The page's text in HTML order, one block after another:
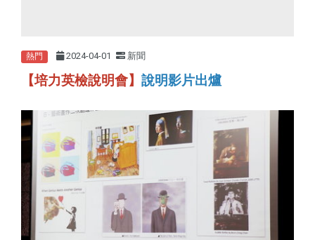
熱門 2024-04-01 新聞
【培力英檢說明會】 說明影片出爐